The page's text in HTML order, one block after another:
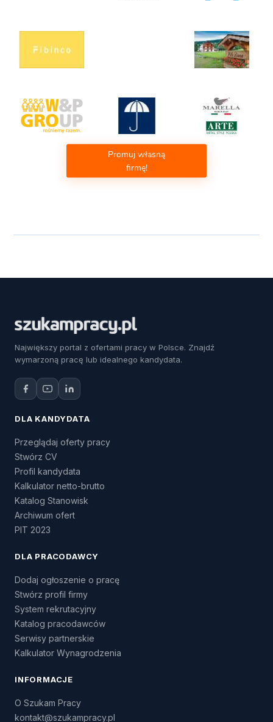
Promuj własną
firmę!
Największy portal z ofertami pracy w Polsce. Znajdź
wymarzoną pracę lub idealnego kandydata.
DLA KANDYDATA
Przeglądaj oferty pracy
Stwórz CV
Profil kandydata
Kalkulator netto-brutto
Katalog Stanowisk
Archiwum ofert
PIT 2023
DLA PRACODAWCY
Dodaj ogłoszenie o pracę
Stwórz profil firmy
System rekrutacyjny
Katalog pracodawców
Serwisy partnerskie
Kalkulator Wynagrodzenia
INFORMACJE
O Szukam Pracy
kontakt@szukampracy.pl